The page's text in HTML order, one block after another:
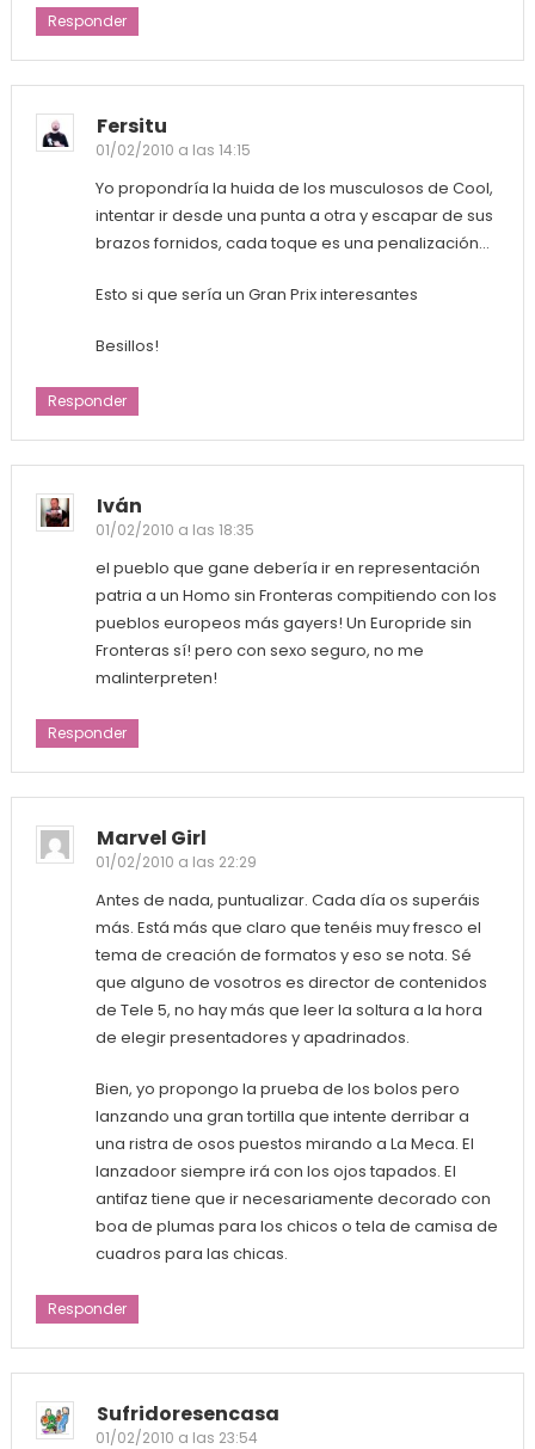
Responder
Fersitu
01/02/2010 a las 14:15
Yo propondría la huida de los musculosos de Cool,
intentar ir desde una punta a otra y escapar de sus
brazos fornidos, cada toque es una penalización…
Esto si que sería un Gran Prix interesantes
Besillos!
Responder
Iván
01/02/2010 a las 18:35
el pueblo que gane debería ir en representación
patria a un Homo sin Fronteras compitiendo con los
pueblos europeos más gayers! Un Europride sin
Fronteras sí! pero con sexo seguro, no me
malinterpreten!
Responder
Marvel Girl
01/02/2010 a las 22:29
Antes de nada, puntualizar. Cada día os superáis
más. Está más que claro que tenéis muy fresco el
tema de creación de formatos y eso se nota. Sé
que alguno de vosotros es director de contenidos
de Tele 5, no hay más que leer la soltura a la hora
de elegir presentadores y apadrinados.
Bien, yo propongo la prueba de los bolos pero
lanzando una gran tortilla que intente derribar a
una ristra de osos puestos mirando a La Meca. El
lanzadoor siempre irá con los ojos tapados. El
antifaz tiene que ir necesariamente decorado con
boa de plumas para los chicos o tela de camisa de
cuadros para las chicas.
Responder
Sufridoresencasa
01/02/2010 a las 23:54